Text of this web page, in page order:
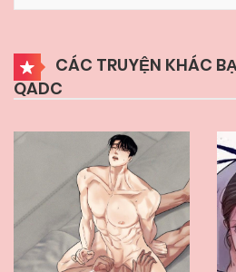
Chapter 4 04/06/2025
04/06/2025
Chapter 2 04/06/2025
CÁC TRUYỆN KHÁC
QADC